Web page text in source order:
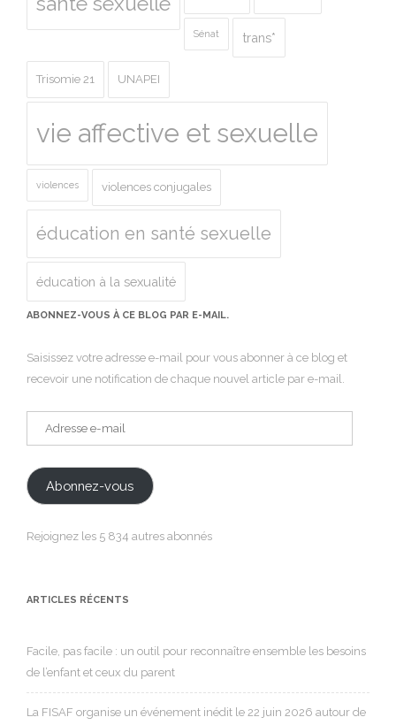
Sénat trans*
Trisomie 21 UNAPEI
vie affective et sexuelle
violences violences conjugales
éducation en santé sexuelle
éducation à la sexualité
ABONNEZ-VOUS À CE BLOG PAR E-MAIL.
Saisissez votre adresse e-mail pour vous abonner à ce blog et
recevoir une notification de chaque nouvel article par e-mail.
Adresse
e-
Abonnez-vous
Rejoignez les 5 834 autres abonnés
ARTICLES RÉCENTS
Facile, pas facile : un outil pour reconnaître ensemble les besoins
de l’enfant et ceux du parent
La FISAF organise un événement inédit le 22 juin 2026 autour de